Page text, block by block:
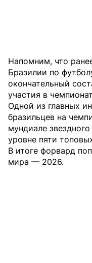
Напомним, что
Бразилии по
окончательный
участия в
Одной из главных
бразильцев на
мундиале
уровне пяти
В итоге форвард
мира — 2026.